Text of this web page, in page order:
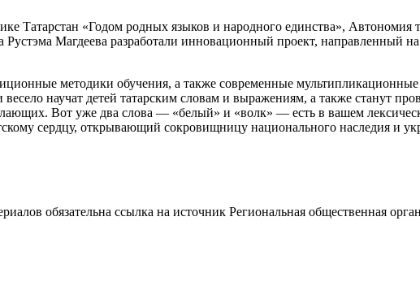
Татарстан «Годом родных языков и народного единства»,
Магдеева разработали инновационный проект, направленный
методики обучения, а также современные
весело научат детей татарским словам и выражениям, а также станут
Вот уже два слова — «белый» и «волк» — есть в вашем
сердцу, открывающий сокровищницу национального наследия и
обязательна ссылка на источник Региональная общественная